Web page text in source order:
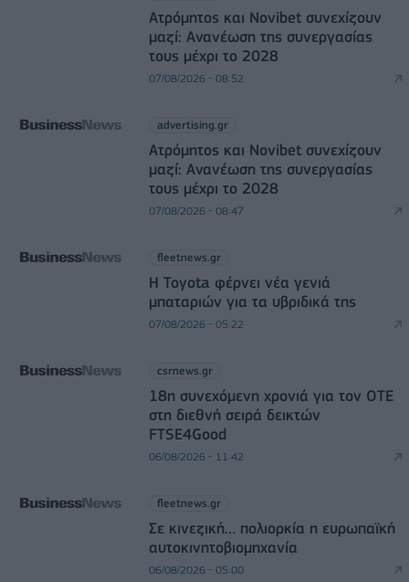
Ατρόμητος και Novibet συνεχίζουν
μαζί: Ανανέωση της συνεργασίας
τους μέχρι το 2028
07/08/2026 - 08:52
advertising.gr
Ατρόμητος και Novibet συνεχίζουν
μαζί: Ανανέωση της συνεργασίας
τους μέχρι το 2028
07/08/2026 - 08:47
fleetnews.gr
Η Toyota φέρνει νέα γενιά
μπαταριών για τα υβριδικά της
07/08/2026 - 05:22
csrnews.gr
18η συνεχόμενη χρονιά για τον ΟΤΕ
στη διεθνή σειρά δεικτών
FTSE4Good
06/08/2026 - 11:42
fleetnews.gr
Σε κινεζική… πολιορκία η ευρωπαϊκή
αυτοκινητοβιομηχανία
06/08/2026 - 05:00